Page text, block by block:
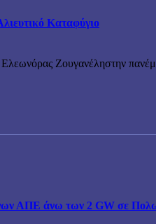
Καταφύγιο
Ζουγανέληστην
ΑΠΕ άνω των 2 GW σε